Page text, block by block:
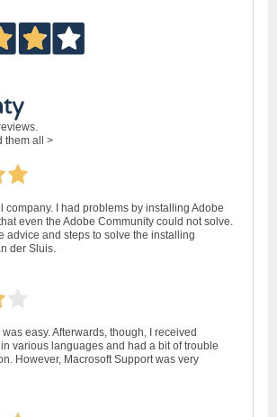
them all >
company. I had problems by installing Adobe
even the Adobe Community could not solve.
advice and steps to solve the installing
der Sluis.
easy. Afterwards, though, I received
various languages and had a bit of trouble
However, Macrosoft Support was very